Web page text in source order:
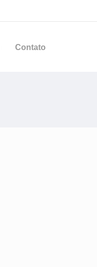
Contato